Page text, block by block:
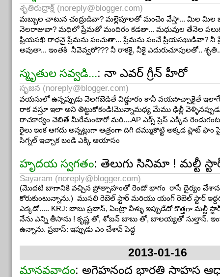
వెనక్కాల కొక్కేనికి వేల్లాడతీసికునేనా బట్టలకి ఇన్నేళ్ళకి ఓ “ఉన్నత
ఆకాశమంతా” సినిమాలో, ఆ రవి అంటాడు గుర్తుందా, ఇన్నాళ్ళూ
ఇన్నాళ్ళకి “అమ్మ” దయవలన హొటల్ లోపలికి మొదటిసారిగా
ఇన్నాళ్ళూ మేముండే ఏరియా, ఏదోసంసారపక్షంగా ఉండే
posh. ఎక్కడ చూసినా ఎపార్టుమెంట్లూ అవీనూ, అంతా ఐటీ మయం.
మాట్లాడుకోడమే ” పాపం” అనుకుంటారు. పక్కవాడెవడో తెలియదు,
తెలుసు.కొంతవరకూ నయమే ! అక్కడ పదిరూపాయలుండే వస్తువు
మనుష్యులు వాళ్ళని అదేదోmaids అనాలిట, వాళ్ళకి వేలల్లో
off లోటీ! ఆడాళ్ళూ, మగాళ్ళూ తెల్లారేటప్పటికి ఓ కుక్కేసికుని
జీవితాలూ, మొత్తం సొసైటీకి, నేనూ, మా ఇంటావిడేఏ పనీ లేకుండా
ఈవేళ ఓ మిత్రులు ఈ క్రింది కార్టూన్ పంపారు. మీరూ ఆబొమ్మ మీద
ఆనందించండి.
శృతిరుద్రాక్ష్ (noreply@blogger.com)
మబ్బుల చాటున చంద్రుడివా? మల్లెపూలతో మంచెం వేస్తా... మిల మిల
నెలరాజువా? మధిలో ప్రేమతో మందిరం కడతా... మధువుల తేనెల
ఫ్రియసఖి రాధనై ప్రేమను పంచుతా... ప్రేమను పంచే ప్రియసఖుడివా? నీ
అవుతా... ఇంతకి నీవెవ్వరో??? నీ రాకకై, నీకై ఎదురుచూపులతో..
స్మృతుల సవ్వడి...: నా ఎవర్ గ్రీన్ హీరో
సృజన (noreply@blogger.com)
వయసులో ఉన్నప్పుడు వెలగబెడితే విడ్డూరం కానీ వయసొచ్చాకైతే ఇలాగే
రాక వస్తూ ఇలా అని తిట్టుకోకండి!మొన్నామధ్య మేము ఢిల్లీ
రాచకార్యం చెబితే మీరేమంటారో మరి....AP ఎక్స్ ప్రెస్ ఎక్కిన
రైలు ఇంక ఆగదు అన్నట్లుగా ఆత్రంగా దిగి దమ్ముకొట్టి అక్కడ ప్లాట్ ఫాం
సిగ్నల్ ఇచ్చాక బండి ఎక్కి ఆయాసం
హృదయ స్వగతం: తెలుగు సినిమా ! మల్టీ
Sayaram (noreply@blogger.com)
(మొదటి బాగానికి వచ్చిన ప్రోత్సాహంతో రెండో భాగం రాసే దైర్యం
కోరుకుంటున్నాను.) ముసలి రెబెల్ స్టార్ మరియు యంగ్ రెబెల్ స్టార్
ఎక్కడో..... KRJ: బాబు ప్రబాస్, ఏంట్రా వీళ్ళు ఇప్పుడేదో కొత్తగా మల్టీ
నేను ఎన్ని తీసాను ! కృష్ణ తో, శోబన్ బాబు తో, బాలయ్యతో సుల్తాన్.
ఉన్నాను. ప్రబాస్: ఇప్పుడు ఎం చేశావ్ పెద్ద
2013-01-16
మానవవాదం: అగెహనంద భారతి సాహస